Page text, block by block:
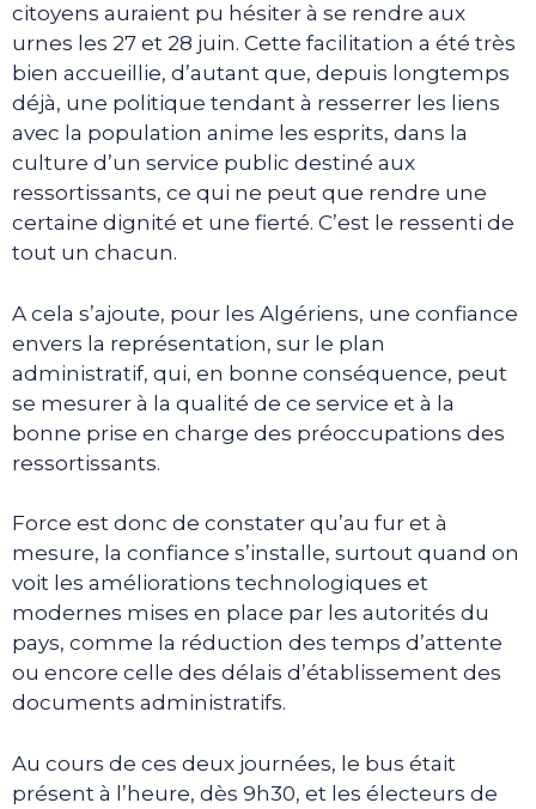
citoyens auraient pu hésiter à se rendre aux
urnes les 27 et 28 juin. Cette facilitation a été très
bien accueillie, d’autant que, depuis longtemps
déjà, une politique tendant à resserrer les liens
avec la population anime les esprits, dans la
culture d’un service public destiné aux
ressortissants, ce qui ne peut que rendre une
certaine dignité et une fierté. C’est le ressenti de
tout un chacun.
A cela s’ajoute, pour les Algériens, une confiance
envers la représentation, sur le plan
administratif, qui, en bonne conséquence, peut
se mesurer à la qualité de ce service et à la
bonne prise en charge des préoccupations des
ressortissants.
Force est donc de constater qu’au fur et à
mesure, la confiance s’installe, surtout quand on
voit les améliorations technologiques et
modernes mises en place par les autorités du
pays, comme la réduction des temps d’attente
ou encore celle des délais d’établissement des
documents administratifs.
Au cours de ces deux journées, le bus était
présent à l’heure, dès 9h30, et les électeurs de